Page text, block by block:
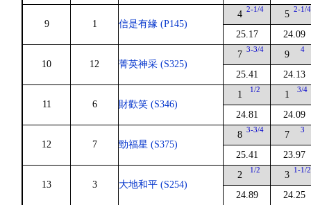
9 1 信是有緣 (P145)
4 2-1/4
25.17
5 2-1/4
24.09
10 12 菁英神采 (S325)
7 3-3/4
25.41
9 4
24.13
11 6 財歡笑 (S346)
1 1/2
24.81
1 3/4
24.09
12 7 勁福星 (S375)
8 3-3/4
25.41
7 3
23.97
13 3 大地和平 (S254)
2 1/2
24.89
3 1-1/2
24.25